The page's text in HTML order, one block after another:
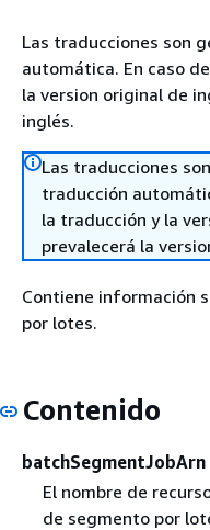
Las traducciones son
automática. En caso
la version original de
inglés.
Las traducciones
traducción
la traducción y la
prevalecerá la
Contiene información
por lotes.
Contenido
batchSegmentJobArn
El nombre de
de segmento por